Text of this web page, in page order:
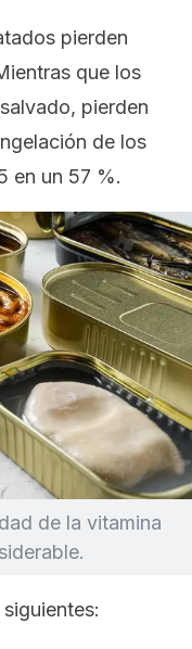
pierden
que los
pierden
de los
en un 57 %.
de la vitamina